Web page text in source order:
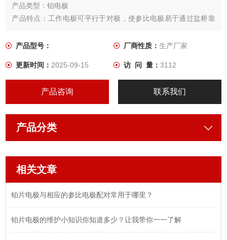
产品类型：铂电极
产品特点：工作电极可平行于对极，使参比电极易于通过盐桥靠
铂片形状大小也可根据用户需要定制
产品型号： 厂商性质： 生产厂家
更新时间：2025-09-15 访 问 量： 3112
产品咨询 联系我们
产品分类
相关文章
铂片电极与相应的参比电极配对常用于哪里？
铂片电极的维护小知识你知道多少？让我带你一一了解